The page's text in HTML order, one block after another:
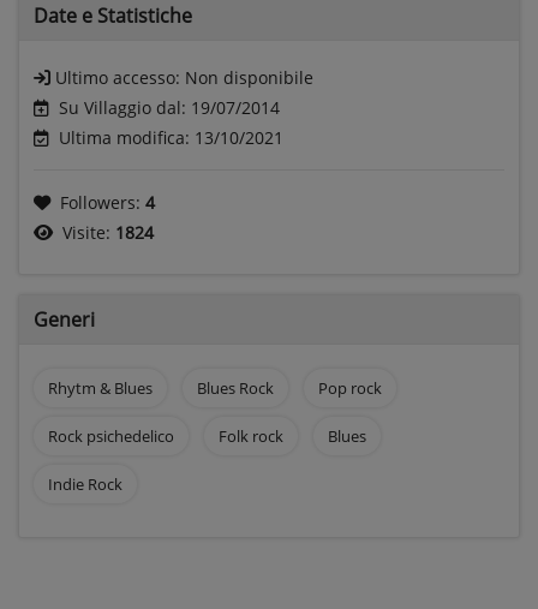
Date e Statistiche
Ultimo accesso: Non disponibile
Su Villaggio dal: 19/07/2014
Ultima modifica: 13/10/2021
Followers: 4
Visite: 1824
Generi
Rhytm & Blues Blues Rock Pop rock
Rock psichedelico Folk rock Blues
Indie Rock